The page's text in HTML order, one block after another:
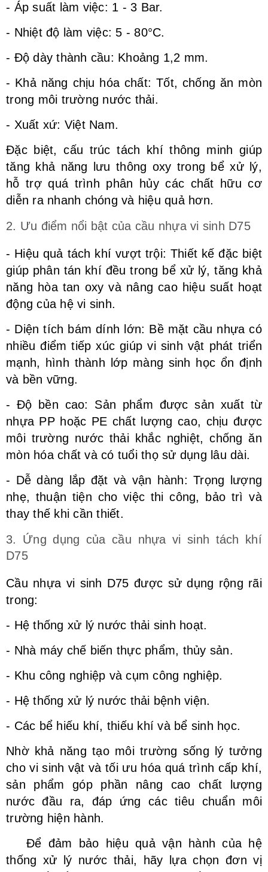
- Áp suất làm việc: 1 - 3 Bar.
- Nhiệt độ làm việc: 5 - 80°C.
- Độ dày thành cầu: Khoảng 1,2 mm.
- Khả năng chịu hóa chất: Tốt, chống ăn mòn
trong môi trường nước thải.
- Xuất xứ: Việt Nam.
Đặc biệt, cấu trúc tách khí thông minh giúp
tăng khả năng lưu thông oxy trong bể xử lý,
hỗ trợ quá trình phân hủy các chất hữu cơ
diễn ra nhanh chóng và hiệu quả hơn.
2. Ưu điểm nổi bật của cầu nhựa vi sinh D75
- Hiệu quả tách khí vượt trội: Thiết kế đặc biệt
giúp phân tán khí đều trong bể xử lý, tăng khả
năng hòa tan oxy và nâng cao hiệu suất hoạt
động của hệ vi sinh.
- Diện tích bám dính lớn: Bề mặt cầu nhựa có
nhiều điểm tiếp xúc giúp vi sinh vật phát triển
mạnh, hình thành lớp màng sinh học ổn định
và bền vững.
- Độ bền cao: Sản phẩm được sản xuất từ
nhựa PP hoặc PE chất lượng cao, chịu được
môi trường nước thải khắc nghiệt, chống ăn
mòn hóa chất và có tuổi thọ sử dụng lâu dài.
- Dễ dàng lắp đặt và vận hành: Trọng lượng
nhẹ, thuận tiện cho việc thi công, bảo trì và
thay thế khi cần thiết.
3. Ứng dụng của cầu nhựa vi sinh tách khí
D75
Cầu nhựa vi sinh D75 được sử dụng rộng rãi
trong:
- Hệ thống xử lý nước thải sinh hoạt.
- Nhà máy chế biến thực phẩm, thủy sản.
- Khu công nghiệp và cụm công nghiệp.
- Hệ thống xử lý nước thải bệnh viện.
- Các bể hiếu khí, thiếu khí và bể sinh học.
Nhờ khả năng tạo môi trường sống lý tưởng
cho vi sinh vật và tối ưu hóa quá trình cấp khí,
sản phẩm góp phần nâng cao chất lượng
nước đầu ra, đáp ứng các tiêu chuẩn môi
trường hiện hành.
Để đảm bảo hiệu quả vận hành của hệ
thống xử lý nước thải, hãy lựa chọn đơn vị